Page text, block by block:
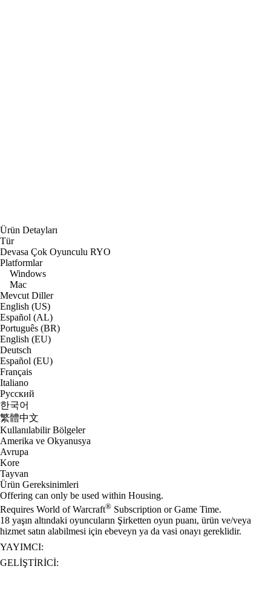
Ürün Detayları
Tür
Devasa Çok Oyunculu RYO
Platformlar
Windows
Mac
Mevcut Diller
English (US)
Español (AL)
Português (BR)
English (EU)
Deutsch
Español (EU)
Français
Italiano
Русский
한국어
繁體中文
Kullanılabilir Bölgeler
Amerika ve Okyanusya
Avrupa
Kore
Tayvan
Ürün Gereksinimleri
Offering can only be used within Housing.
Requires World of Warcraft® Subscription or Game Time.
18 yaşın altındaki oyuncuların Şirketten oyun puanı, ürün ve/veya
hizmet satın alabilmesi için ebeveyn ya da vasi onayı gereklidir.
YAYIMCI:
GELIŞTIRICI: